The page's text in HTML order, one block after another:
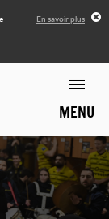
En savoir plus
MENU